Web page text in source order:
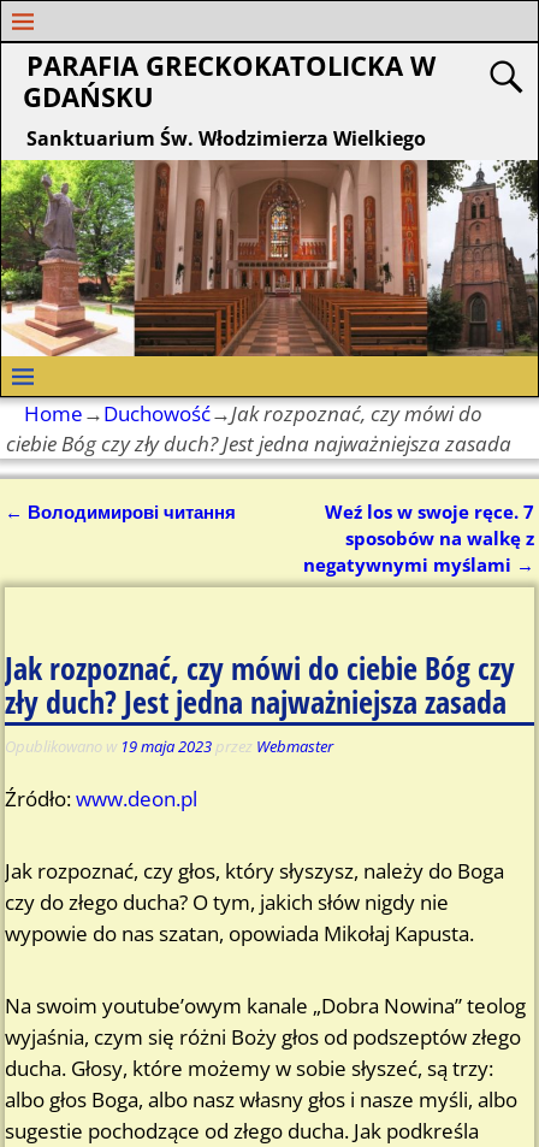
PARAFIA GRECKOKATOLICKA W
GDAŃSKU
Sanktuarium Św. Włodzimierza Wielkiego
Home→Duchowość→Jak rozpoznać, czy mówi do
ciebie Bóg czy zły duch? Jest jedna najważniejsza zasada
← Володимирові читання
Weź los w swoje ręce. 7
sposobów na walkę z
negatywnymi myślami →
Jak rozpoznać, czy mówi do ciebie Bóg czy
zły duch? Jest jedna najważniejsza zasada
Opublikowano w 19 maja 2023 przez Webmaster
Źródło:www.deon.pl
Jak rozpoznać, czy głos, który słyszysz, należy do Boga
czy do złego ducha? O tym, jakich słów nigdy nie
wypowie do nas szatan, opowiada Mikołaj Kapusta.
Na swoim youtube’owym kanale „Dobra Nowina” teolog
wyjaśnia, czym się różni Boży głos od podszeptów złego
ducha. Głosy, które możemy w sobie słyszeć, są trzy:
albo głos Boga, albo nasz własny głos i nasze myśli, albo
sugestie pochodzące od złego ducha. Jak podkreśla